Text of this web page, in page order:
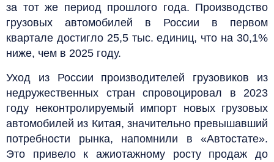
за тот же период прошлого года. Производство
грузовых автомобилей в России в первом
квартале достигло 25,5 тыс. единиц, что на 30,1%
ниже, чем в 2025 году.
Уход из России производителей грузовиков из
недружественных стран спровоцировал в 2023
году неконтролируемый импорт новых грузовых
автомобилей из Китая, значительно превышавший
потребности рынка, напомнили в «Автостате».
Это привело к ажиотажному росту продаж до